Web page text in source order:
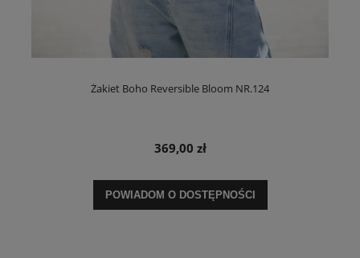
Żakiet Boho Reversible Bloom NR.124
369,00 zł
POWIADOM O DOSTĘPNOŚCI